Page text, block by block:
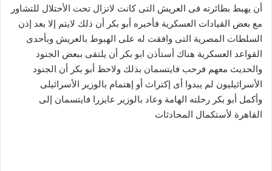
أن يهبط بطائرته فى العريش التى كانت لاتزال تحت الأحتلال للتشاور
مع بعض القيادات العسكرية فأخبره أبو بكر أن ذلك لايتم إلا بعد إذن
السلطات المصرية التى وافقت له على الهبوط بالعريش وبأحدى
القواعد العسكرية هناك أستأذن ابو بكر أن يلتقى ببعض الجنود
والحديث معهم فرحب فايتسمان بذلك ولاحظ أبو بكر أن الجنود
الأسرائيليون لم يبدوا أى إكتراث أو إهتمام بالوزير الأسرائيلى
وأكمل أبو بكر رحلته الهامة وعاد بالوزير عايزرا فايتسمان إلى
القاهرة لأستكمال المحادثات